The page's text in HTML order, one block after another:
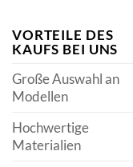
VORTEILE DES
KAUFS BEI UNS
Große Auswahl an
Modellen
Hochwertige
Materialien